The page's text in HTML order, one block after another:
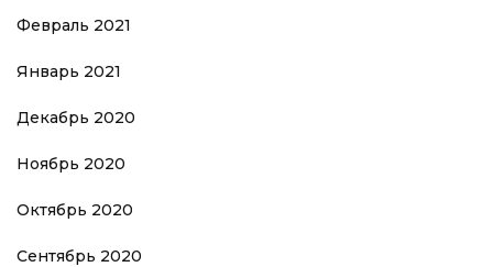
Февраль 2021
Январь 2021
Декабрь 2020
Ноябрь 2020
Октябрь 2020
Сентябрь 2020